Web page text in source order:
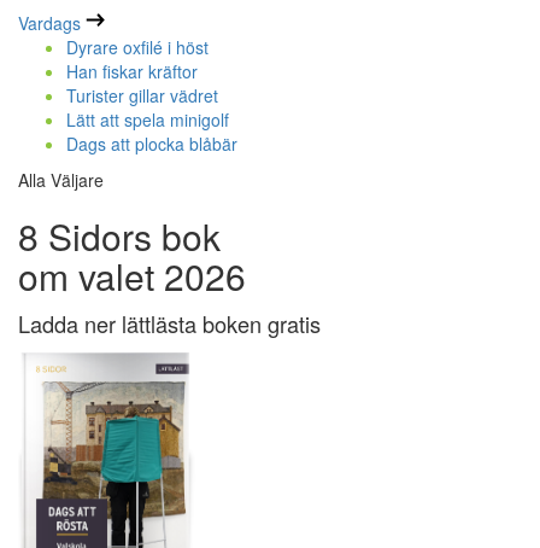
Vardags
Dyrare oxfilé i höst
Han fiskar kräftor
Turister gillar vädret
Lätt att spela minigolf
Dags att plocka blåbär
Alla Väljare
8 Sidors bok
om valet 2026
Ladda ner lättlästa boken gratis